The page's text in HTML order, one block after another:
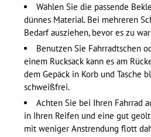
Wählen Sie die passende
dünnes Material. Bei mehreren
Bedarf ausziehen, bevor es zu
Benutzen Sie Fahrradtschen
einem Rucksack kann es am
dem Gepäck in Korb und Tasche
schweißfrei.
Achten Sie bei Ihren Fahrrad
in Ihren Reifen und eine gut
mit weniger Anstrendung flott